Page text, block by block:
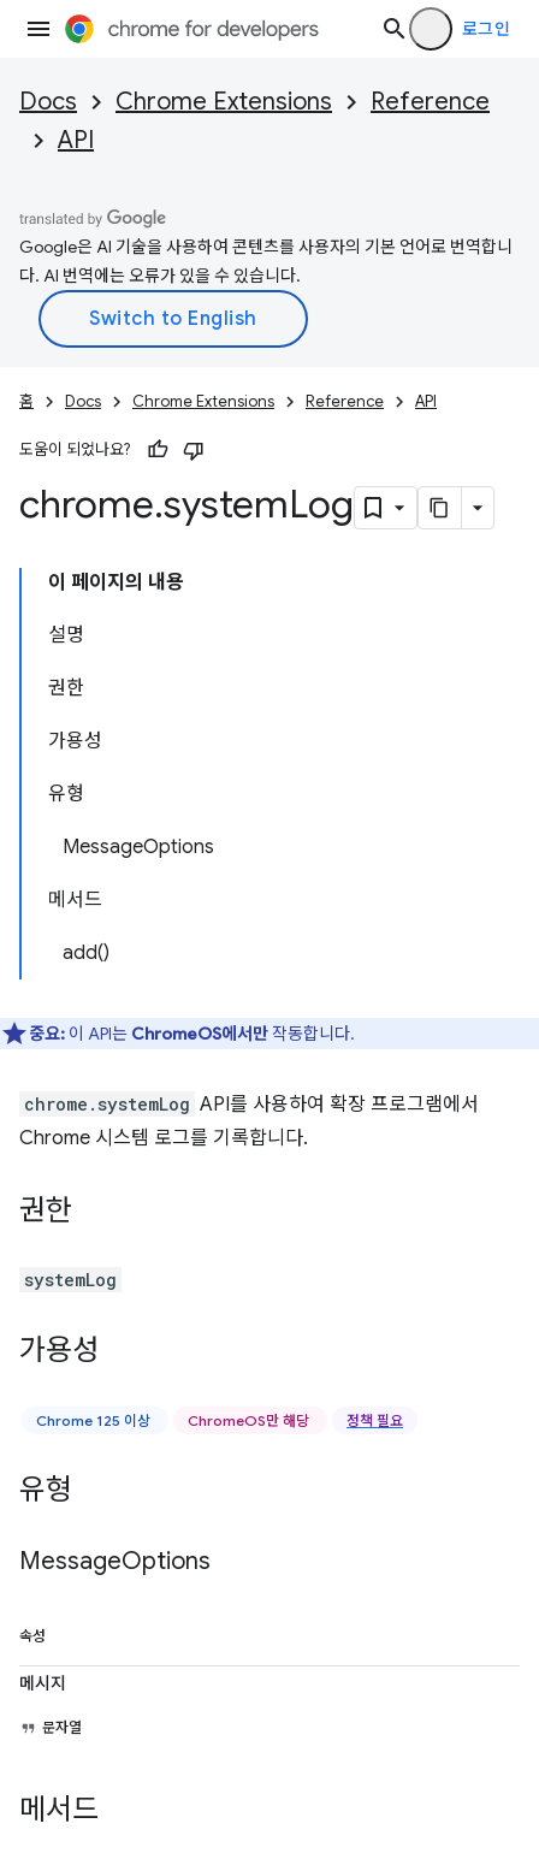
로그인
Docs Chrome Extensions
Reference
API
Google은 AI 기술을 사용하여 콘텐츠를 사용자의 기본 언어로 번역합니
다. AI 번역에는 오류가 있을 수 있습니다.
홈 Docs Chrome Extensions Reference API
도움이 되었나요?
chrome.systemLog
이 페이지의 내용
설명
권한
가용성
유형
MessageOptions
메서드
add()
중요: 이 API는 ChromeOS에서만작동합니다.
chrome.systemLog API를 사용하여 확장 프로그램에서
Chrome 시스템 로그를 기록합니다.
권한
systemLog
가용성
Chrome 125 이상 ChromeOS만 해당 정책 필요
유형
MessageOptions
속성
메시지
문자열
메서드